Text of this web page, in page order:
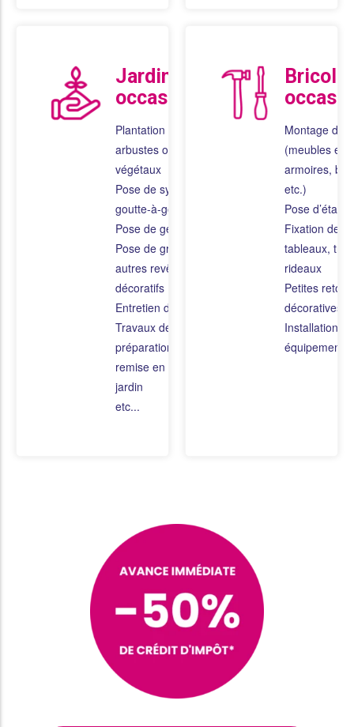
Jardinage
occasionnel
Plantation de fleurs,
arbustes ou
végétaux
Pose de système de
goutte-à-goutte
Pose de géotextile
Pose de gravier ou
autres revêtements
décoratifs
Entretien de piscine
Travaux de
préparation ou
remise en état du
jardin
etc...
Montage de
(meubles en
armoires,
etc.)
Pose
Fixation de
tableaux,
rideaux
Petites
décoratives
Installation
équipements